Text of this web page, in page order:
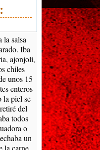
la salsa
Iba
ajonjolí,
chiles
unos 15
enteros
la piel se
del
todos
o
un
la carne